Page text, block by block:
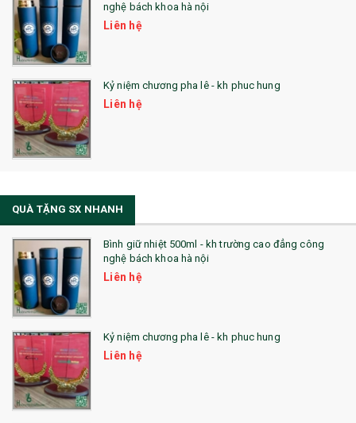
nghệ bách khoa hà nội
Liên hệ
Kỷ niệm chương pha lê - kh phuc hung
Liên hệ
QUÀ TẶNG SX NHANH
Bình giữ nhiệt 500ml - kh trường cao đẳng công
nghệ bách khoa hà nội
Liên hệ
Kỷ niệm chương pha lê - kh phuc hung
Liên hệ